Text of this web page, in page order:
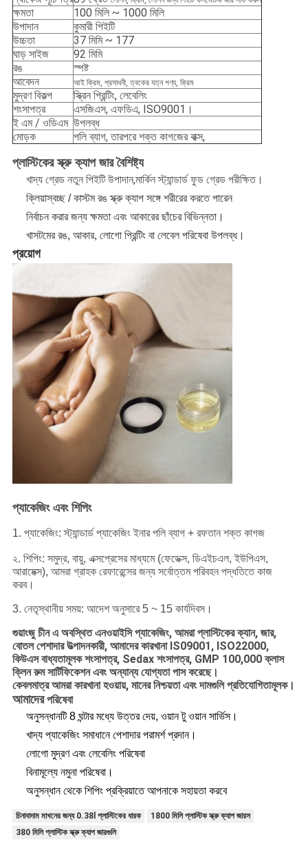
ক্ষমতা
100 মিলি ~ 1000 মিলি
উপাদান
কুমারী পিইটি
উচ্চতা
37 মিমি ~ 177
ঘাড় সাইজ
92 মিমি
রঙ
স্পষ্ট
আবেদন
আই ক্রিম, প্রসাধনী, ত্বকের যত্ন পণ্য, ক্রিম
মুদ্রণ বিকল্প
স্ক্রিন প্রিন্টিং, লেবেলিং
শংসাপত্র
এসজিএস, এফডিএ, ISO9001।
ই এম / ওডিএম উপলব্ধ
মোড়ক
পলি ব্যাগ, তারপরে শক্ত কাগজের বাক্স,
প্লাস্টিকের স্ক্রু ক্যাপ জার বৈশিষ্ট্য
খাদ্য গ্রেড নতুন পিইটি উপাদান,মার্কিন স্ট্যান্ডার্ড ফুড গ্রেড পরীক্ষিত।
ক্লিয়াস্বচ্ছ / কাস্টম রঙ স্ক্রু ক্যাপ সঙ্গে শরীরের করতে পারেন
নির্বাচন করার জন্য ক্ষমতা এবং আকারের ছাঁচের বিভিন্নতা।
খাসটমের রঙ, আকার, লোগো প্রিন্টিং বা লেবেল পরিষেবা উপলব্ধ।
প্রয়োগ
প্যাকেজিং এবং শিপিং
1. প্যাকেজিং: স্ট্যান্ডার্ড প্যাকেজিং ইনার পলি ব্যাগ + রফতান শক্ত কাগজ
২. শিপিং: সমুদ্র, বায়ু, এক্সপ্রেসের মাধ্যমে (ফেডেক্স, ডিএইচএল, ইউপিএস,
আরামেক্স), আমরা গ্রাহক রেফারেন্সের জন্য সর্বোত্তম পরিবহন পদ্ধতিতে কাজ
করব।
3. নেতৃস্থানীয় সময়: আদেশ অনুসারে 5 ~ 15 কার্যদিবস।
গুয়াংজু চীন এ অবস্থিত এনওয়াইসি প্যাকেজিং, আমরা প্লাস্টিকের ক্যান, জার,
বোতল পেশাদার উত্পাদনকারী, আমাদের কারখানা IS09001, ISO22000,
কিউএস বাধ্যতামূলক শংসাপত্র, Sedax শংসাপত্র, GMP 100,000 ক্লাস
ক্লিন রুম সার্টিফিকেশন এবং অন্যান্য যোগ্যতা পাস করেছে।
কেবলমাত্র আমরা কারখানা হওয়ায়, মানের নিশ্চয়তা এবং দামগুলি প্রতিযোগিতামূলক।
আমাদেরপরিষেবা
অনুসন্ধানটি 8 ঘন্টার মধ্যে উত্তর দেয়, ওয়ান টু ওয়ান সার্ভিস।
খাদ্য প্যাকেজিং সমাধানে পেশাদার পরামর্শ প্রদান।
লোগো মুদ্রণ এবং লেবেলিং পরিষেবা
বিনামূল্যে নমুনা পরিষেবা।
অনুসন্ধান থেকে শিপিং প্রক্রিয়াতে আপনাকে সহায়তা করবে
চিনাবাদাম মাখনের জন্য 0.38l প্লাস্টিকের ধারক
1800 মিলি প্লাস্টিক স্ক্রু ক্যাপ জারস
380 মিলি প্লাস্টিক স্ক্রু ক্যাপ জারগুলি